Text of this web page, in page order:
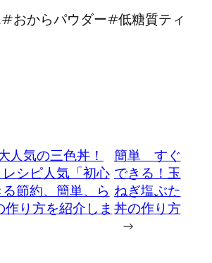
おからパウダー#低糖質ティ
人気の三色丼！
シピ人気「初心
節約、簡単、ら
作り方を紹介しま
簡単 すぐ
できる！玉
ねぎ塩ぶた
丼の作り方
→